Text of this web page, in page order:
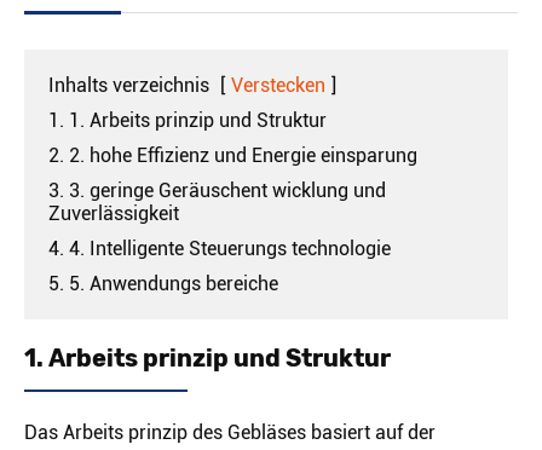
Inhalts verzeichnis [ Verstecken ]
1. 1. Arbeits prinzip und Struktur
2. 2. hohe Effizienz und Energie einsparung
3. 3. geringe Geräuschent wicklung und
Zuverlässigkeit
4. 4. Intelligente Steuerungs technologie
5. 5. Anwendungs bereiche
1. Arbeits prinzip und Struktur
Das Arbeits prinzip des Gebläses basiert auf der